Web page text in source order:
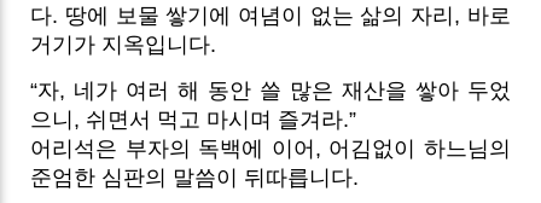
다. 땅에 보물 쌓기에 여념이 없는 삶의 자리, 바로
거기가 지옥입니다.
“자, 네가 여러 해 동안 쓸 많은 재산을 쌓아 두었
으니, 쉬면서 먹고 마시며 즐겨라.”
어리석은 부자의 독백에 이어, 어김없이 하느님의
준엄한 심판의 말씀이 뒤따릅니다.